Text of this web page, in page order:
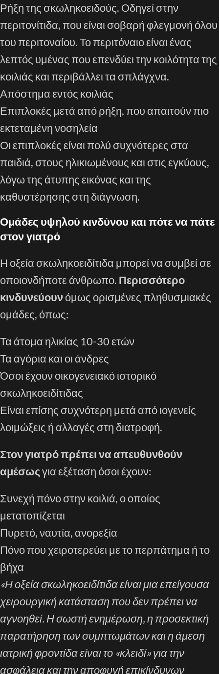
Ρήξη της σκωληκοειδούς. Οδηγεί στην
περιτονίτιδα, που είναι σοβαρή φλεγμονή όλου
του περιτοναίου. Το περιτόναιο είναι ένας
λεπτός υμένας που επενδύει την κοιλότητα της
κοιλιάς και περιβάλλει τα σπλάγχνα.
Απόστημα εντός κοιλιάς
Επιπλοκές μετά από ρήξη, που απαιτούν πιο
εκτεταμένη νοσηλεία
Οι επιπλοκές είναι πολύ συχνότερες στα
παιδιά, στους ηλικιωμένους και στις εγκύους,
λόγω της άτυπης εικόνας και της
καθυστέρησης στη διάγνωση.
Ομάδες υψηλού κινδύνου και πότε να πάτε
στον γιατρό
Η οξεία σκωληκοειδίτιδα μπορεί να συμβεί σε
οποιονδήποτε άνθρωπο. Περισσότερο
κινδυνεύουνόμως ορισμένες πληθυσμιακές
ομάδες, όπως:
Τα άτομα ηλικίας 10-30 ετών
Τα αγόρια και οι άνδρες
Όσοι έχουν οικογενειακό ιστορικό
σκωληκοειδίτιδας
Είναι επίσης συχνότερη μετά από ιογενείς
λοιμώξεις ή αλλαγές στη διατροφή.
Στον γιατρό πρέπει να απευθυνθούν
αμέσωςγια εξέταση όσοι έχουν:
Συνεχή πόνο στην κοιλιά, ο οποίος
μετατοπίζεται
Πυρετό, ναυτία, ανορεξία
Πόνο που χειροτερεύει με το περπάτημα ή το
βήχα
«Η οξεία σκωληκοειδίτιδα είναι μια επείγουσα
χειρουργική κατάσταση που δεν πρέπει να
αγνοηθεί. Η σωστή ενημέρωση, η προσεκτική
παρατήρηση των συμπτωμάτων και η άμεση
ιατρική φροντίδα είναι το «κλειδί» για την
ασφάλεια και την αποφυγή επικίνδυνων